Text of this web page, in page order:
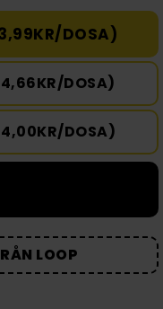
DOSA)
DOSA)
DOSA)
LOOP